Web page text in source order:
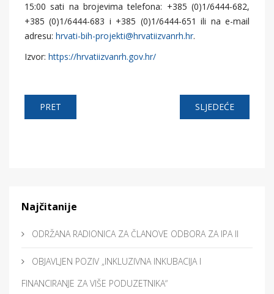
15:00 sati na brojevima telefona: +385 (0)1/6444-682,
+385 (0)1/6444-683 i +385 (0)1/6444-651 ili na e-mail
adresu: hrvati-bih-projekti@hrvatiizvanrh.hr.
Izvor: https://hrvatiizvanrh.gov.hr/
PRET SLJEDEĆE
Najčitanije
ODRŽANA RADIONICA ZA ČLANOVE ODBORA ZA IPA II
OBJAVLJEN POZIV „INKLUZIVNA INKUBACIJA I
FINANCIRANJE ZA VIŠE PODUZETNIKA“